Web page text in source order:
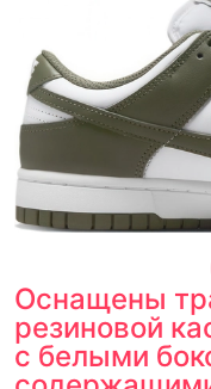
Оснащены
резиновой
с белыми